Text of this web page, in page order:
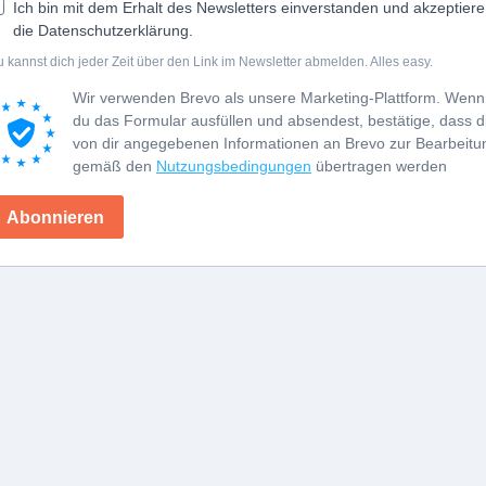
Ich bin mit dem Erhalt des Newsletters einverstanden und akzeptiere
die Datenschutzerklärung.
kannst dich jeder Zeit über den Link im Newsletter abmelden. Alles easy.
Wir verwenden Brevo als unsere Marketing-Plattform. Wenn
du das Formular ausfüllen und absendest, bestätige, dass
von dir angegebenen Informationen an Brevo zur
gemäß den Nutzungsbedingungen übertragen werden
Abonnieren